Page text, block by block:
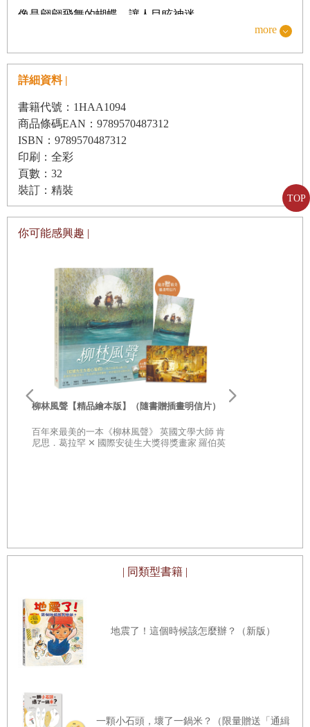
TOP
像是翩翩飛舞的蝴蝶，讓人目眩神迷。
家裡還是在幼兒園中，父母、師長們陪伴幼兒的過程，
就像故事中的蝴蝶哥哥、姐姐，還有蠶蛾、燈蛾給予他
們生活上的照顧以及遊戲的互動。在喜悅中生活的幼
兒，每一天都會化為蝴蝶數次，蝶翼一次比一次燦爛，
飛翔一天比一天高遠！更重要的是孕育生命的陽光，象
徵著滋養幼兒們獨特的精神靈性，讓他們飛翔的蝶翼能
閃耀著光的本質，清澈透亮、輕舞飛揚！
這是一本有深刻意涵的兒童繪本，孩子在欣賞與閱讀
更是如此，因為沉重的我們，也渴望著精神靈性的追
求，何時我們也能獲得生命之光的恩賜，讓我們的內在
生命也蛻變出輕盈繽紛的蝶翼，可以跟孩子一起飛向美
麗的自然世界，再次用好奇心，享受嶄新的生活！
【推薦文2】
充滿愛與光亮的繪本，感受孩子成長、蛻變的喜悅
──薛曉華（台灣另類暨實驗教育學會理事長）
成長的世界，在本書的圖畫與文字下，如同一個美麗的
星等，都是溫暖陪伴著蝴蝶的孩子「蛹兒」成長的美好
事物。花園大地的畫風除了視覺充滿美麗的色彩，字裡
行間也有美妙的多感官體驗，如：空氣清新、花香芬芳
（嗅覺）、香甜葉汁（味覺）、歡聲歌唱（聽覺）、金
覺）。
more
詳細資料 |
書籍代號：1HAA1094
商品條碼EAN：9789570487312
ISBN：9789570487312
印刷：全彩
頁數：32
裝訂：精裝
你可能感興趣 |
柳林風聲【精品繪本版】（隨書贈插畫明信片）
百年來最美的一本《柳林風聲》 英國文學大師 肯
尼思．葛拉罕 ✕ 國際安徒生大獎得獎畫家 羅伯英
| 同類型書籍 |
地震了！這個時候該怎麼辦？（新版）
一顆小石頭，壞了一鍋米？（限量贈送「通緝